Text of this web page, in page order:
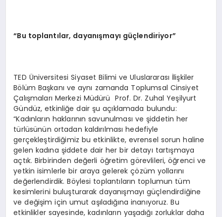
“Bu toplantılar, dayanışmayı güçlendiriyor”
TED Üniversitesi Siyaset Bilimi ve Uluslararası İlişkiler
Bölüm Başkanı ve aynı zamanda Toplumsal Cinsiyet
Çalışmaları Merkezi Müdürü Prof. Dr. Zuhal Yeşilyurt
Gündüz, etkinliğe dair şu açıklamada bulundu:
“Kadınların haklarının savunulması ve şiddetin her
türlüsünün ortadan kaldırılması hedefiyle
gerçekleştirdiğimiz bu etkinlikte, evrensel sorun haline
gelen kadına şiddete dair her bir detayı tartışmaya
açtık. Birbirinden değerli öğretim görevlileri, öğrenci ve
yetkin isimlerle bir araya gelerek çözüm yollarını
değerlendirdik. Böylesi toplantıların toplumun tüm
kesimlerini buluşturarak dayanışmayı güçlendirdiğine
ve değişim için umut aşıladığına inanıyoruz. Bu
etkinlikler sayesinde, kadınların yaşadığı zorluklar daha